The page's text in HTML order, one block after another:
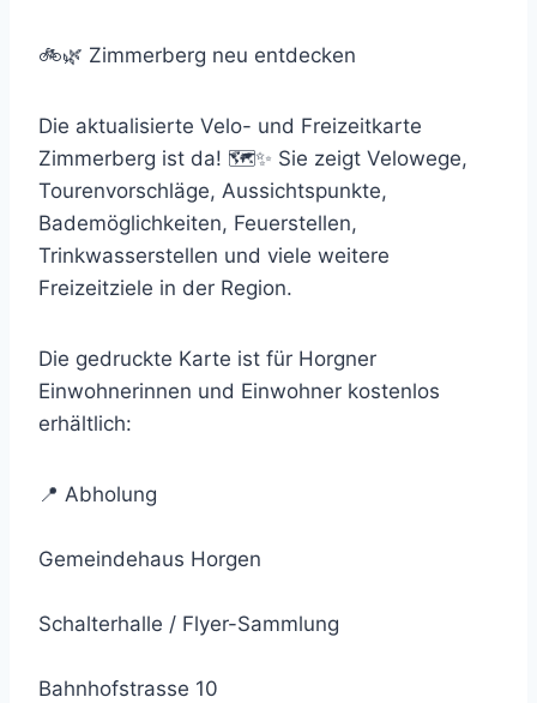
🚲🌿 Zimmerberg neu entdecken
Die aktualisierte Velo- und Freizeitkarte
Zimmerberg ist da! 🗺️✨ Sie zeigt Velowege,
Tourenvorschläge, Aussichtspunkte,
Bademöglichkeiten, Feuerstellen,
Trinkwasserstellen und viele weitere
Freizeitziele in der Region.
Die gedruckte Karte ist für Horgner
Einwohnerinnen und Einwohner kostenlos
erhältlich:
📍 Abholung
Gemeindehaus Horgen
Schalterhalle / Flyer-Sammlung
Bahnhofstrasse 10